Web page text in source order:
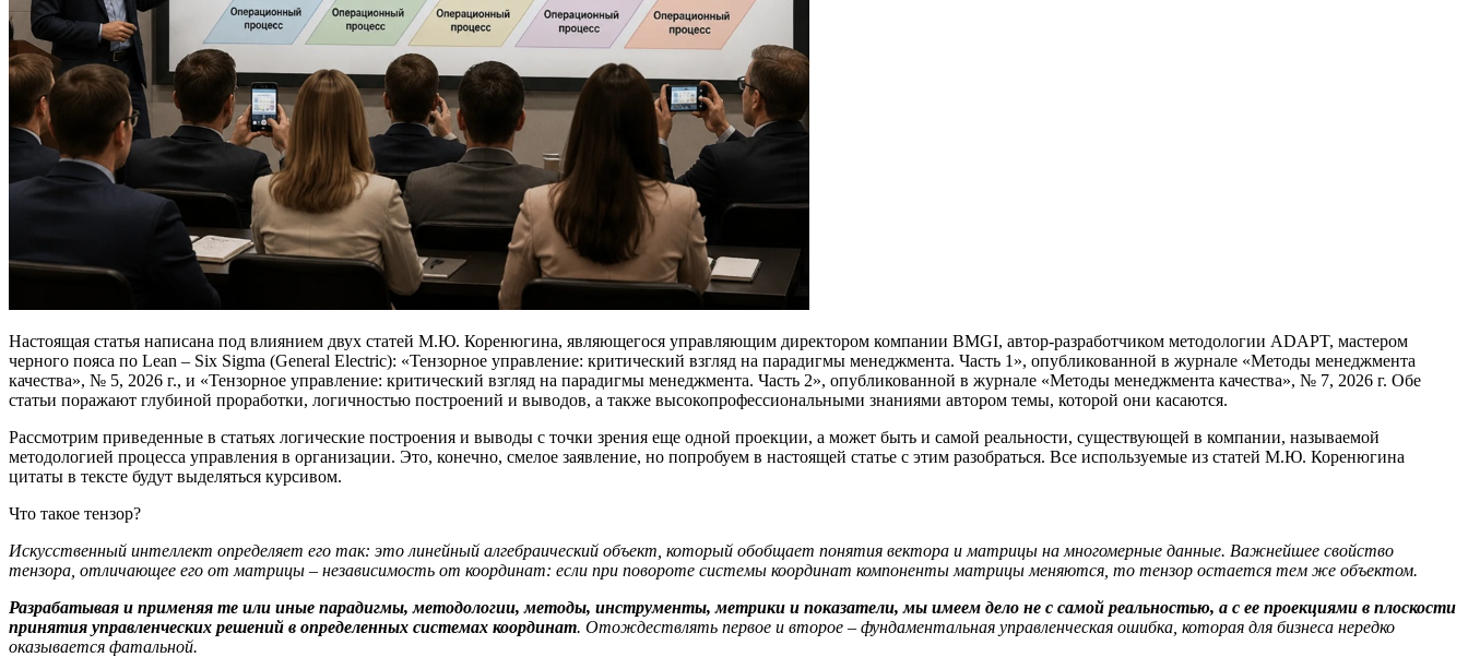
Настоящая статья написана под влиянием двух статей М.Ю. Коренюгина, являющегося управляющим директором компании BMGI, автор-разработчиком методологии ADAPT, мастером
черного пояса по Lean – Six Sigma (General Electric): «Тензорное управление: критический взгляд на парадигмы менеджмента. Часть 1», опубликованной в журнале «Методы менеджмента
качества», № 5, 2026 г., и «Тензорное управление: критический взгляд на парадигмы менеджмента. Часть 2», опубликованной в журнале «Методы менеджмента качества», № 7, 2026 г. Обе
статьи поражают глубиной проработки, логичностью построений и выводов, а также высокопрофессиональными знаниями автором темы, которой они касаются.
Рассмотрим приведенные в статьях логические построения и выводы с точки зрения еще одной проекции, а может быть и самой реальности, существующей в компании, называемой
методологией процесса управления в организации. Это, конечно, смелое заявление, но попробуем в настоящей статье с этим разобраться. Все используемые из статей М.Ю. Коренюгина
цитаты в тексте будут выделяться курсивом.
Что такое тензор?
Искусственный интеллект определяет его так: это линейный алгебраический объект, который обобщает понятия вектора и матрицы на многомерные данные. Важнейшее свойство
тензора, отличающее его от матрицы – независимость от координат: если при повороте системы координат компоненты матрицы меняются, то тензор остается тем же объектом.
Разрабатывая и применяя те или иные парадигмы, методологии, методы, инструменты, метрики и показатели, мы имеем дело не с самой реальностью, а с ее проекциями в плоскости
принятия управленческих решений в определенных системах координат. Отождествлять первое и второе – фундаментальная управленческая ошибка, которая для бизнеса нередко
оказывается фатальной.